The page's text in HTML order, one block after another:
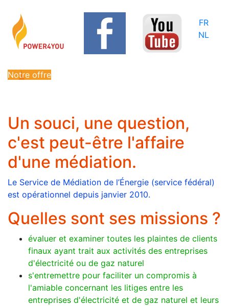
FR
NL
Notre offre
Un souci, une question,
c'est peut-être l'affaire
d'une médiation.
Le Service de Médiation de l’Énergie (service fédéral)
est opérationnel depuis janvier 2010.
Quelles sont ses missions ?
évaluer et examiner toutes les plaintes de clients
finaux ayant trait aux activités des entreprises
d'électricité ou de gaz naturel
s'entremettre pour faciliter un compromis à
l'amiable concernant les litiges entre les
entreprises d'électricité et de gaz naturel et leurs